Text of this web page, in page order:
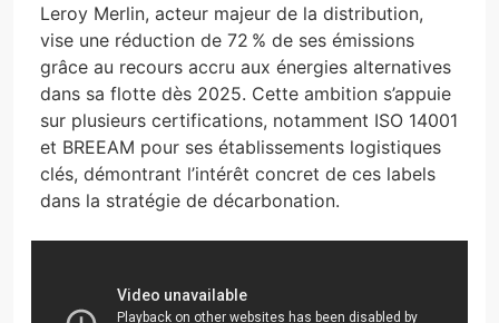
Leroy Merlin, acteur majeur de la distribution,
vise une réduction de 72 % de ses émissions
grâce au recours accru aux énergies alternatives
dans sa flotte dès 2025. Cette ambition s’appuie
sur plusieurs certifications, notamment ISO 14001
et BREEAM pour ses établissements logistiques
clés, démontrant l’intérêt concret de ces labels
dans la stratégie de décarbonation.